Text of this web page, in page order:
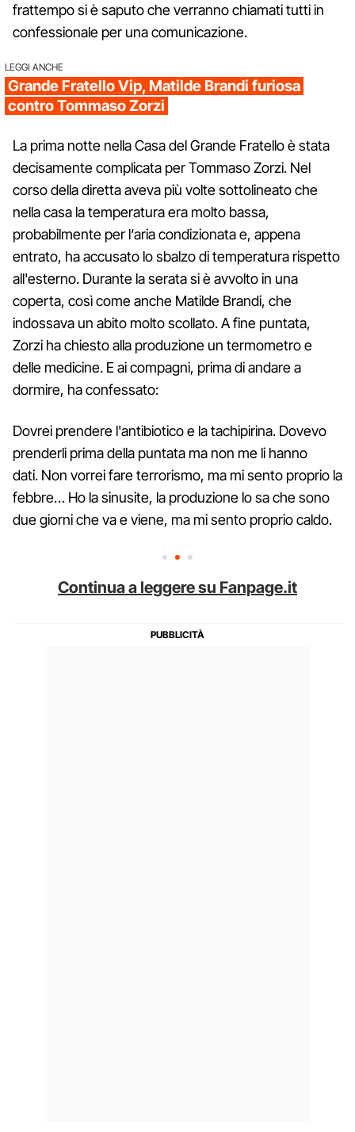
frattempo si è saputo che verranno chiamati tutti in
confessionale per una comunicazione.
LEGGI ANCHE
Grande Fratello Vip, Matilde Brandi furiosa
contro Tommaso Zorzi
La prima notte nella Casa del Grande Fratello è stata
decisamente complicata per Tommaso Zorzi. Nel
corso della diretta aveva più volte sottolineato che
nella casa la temperatura era molto bassa,
probabilmente per l‘aria condizionata e, appena
entrato, ha accusato lo sbalzo di temperatura rispetto
all'esterno. Durante la serata si è avvolto in una
coperta, così come anche Matilde Brandi, che
indossava un abito molto scollato. A fine puntata,
Zorzi ha chiesto alla produzione un termometro e
delle medicine. E ai compagni, prima di andare a
dormire, ha confessato:
Dovrei prendere l'antibiotico e la tachipirina. Dovevo
prenderli prima della puntata ma non me li hanno
dati. Non vorrei fare terrorismo, ma mi sento proprio la
febbre… Ho la sinusite, la produzione lo sa che sono
due giorni che va e viene, ma mi sento proprio caldo.
Continua a leggere su Fanpage.it